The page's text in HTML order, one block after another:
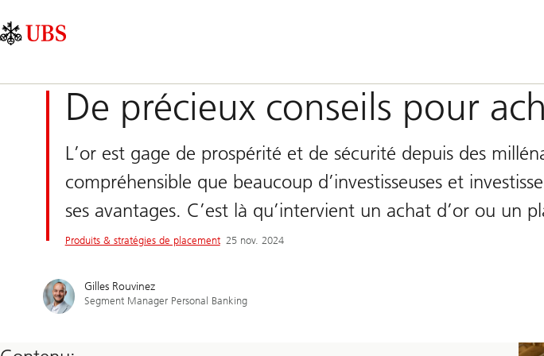
Area
principale
De précieux conseils pour
L’or est gage de prospérité et de sécurité depuis des
compréhensible que beaucoup d’investisseuses et
ses avantages. C’est là qu’intervient un achat d’or ou un
Produits & stratégies de placement 25 nov. 2024
Gilles Rouvinez
Segment Manager Personal Banking